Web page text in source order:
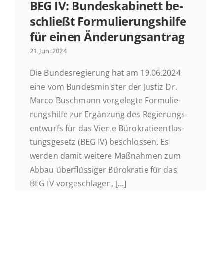
Ak­tu­el­les
BEG IV: Bun­des­ka­bi­nett be­
schließt For­mu­lie­rungs­hil­fe
für einen Änderungsantrag
21. Juni 2024
Die Bun­des­re­gie­rung hat am 19.06.2024
eine vom Bun­des­mi­nis­ter der Justiz Dr.
Marco Busch­mann vor­ge­leg­te For­mu­lie­
rungs­hil­fe zur Er­gän­zung des Re­gie­rungs­
ent­wurfs für das Vierte Bü­ro­kra­tie­ent­las­
tungs­ge­setz (BEG IV) be­schlos­sen. Es
werden damit weitere Maß­nah­men zum
Abbau über­flüs­si­ger Bü­ro­kra­tie für das
BEG IV vorgeschlagen, [...]